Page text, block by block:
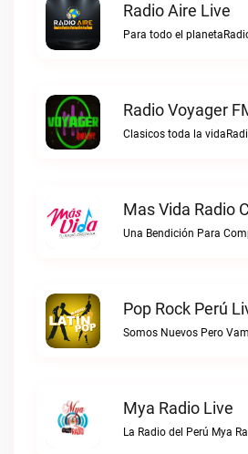
Radio Aire Live
Para todo el
Radio Voyager
Clasicos toda la
Mas Vida Radio
Pop Rock Perú
Mya Radio Live
La Radio del Perú Mya